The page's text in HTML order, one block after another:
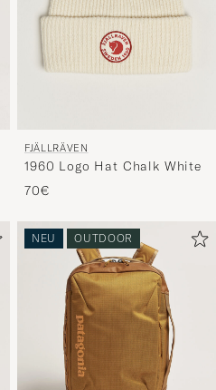
FJÄLLRÄVEN
1960 Logo Hat Chalk White
70€
NEU OUTDOOR